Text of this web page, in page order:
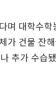
며 대학수학
가 건물 잔
추가 수습